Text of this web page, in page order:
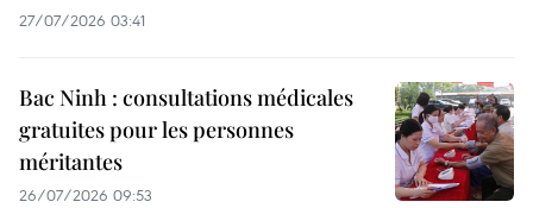
27/07/2026 03:41
Bac Ninh : consultations médicales
gratuites pour les personnes
méritantes
26/07/2026 09:53